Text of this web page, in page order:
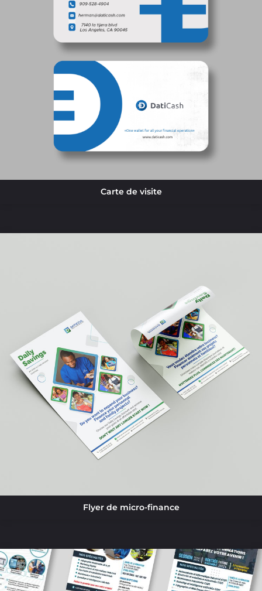
Carte de visite
Flyer de micro-finance